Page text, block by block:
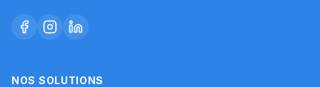
NOS SOLUTIONS